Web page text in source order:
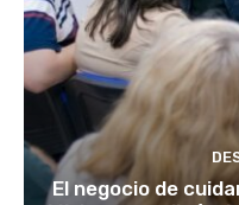
El negocio de